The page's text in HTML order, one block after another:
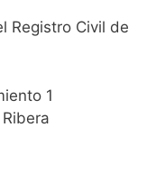
Registro Civil de
1